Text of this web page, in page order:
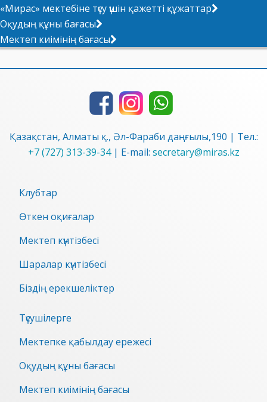
«Мирас» мектебіне түсу үшін қажетті құжаттар
Оқудың құны бағасы
Мектеп киімінің бағасы
Қазақстан, Алматы қ., Әл-Фараби даңғылы,190 | Тел.:
+7 (727) 313-39-34| E-mail: secretary@miras.kz
Клубтар
Өткен оқиғалар
Мектеп күнтізбесі
Шаралар күнтізбесі
Біздің ерекшеліктер
Түсушілерге
Мектепке қабылдау ережесі
Оқудың құны бағасы
Мектеп киімінің бағасы